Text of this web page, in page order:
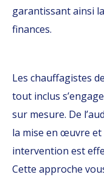
garantissant ainsi
finances.
Les chauffagistes
tout inclus
sur mesure. De
la mise en œuvre
intervention est
Cette approche